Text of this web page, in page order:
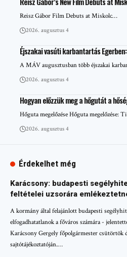
Reisz Gábor Film Debuts at Miskolc…
2026. augusztus 4
Éjszakai vasúti karbantartás
A MÁV augusztusban több éjszakai
2026. augusztus 4
Hogyan előzzük meg a hőgutát a
Hőguta megelőzése Hőguta megelőzése:
2026. augusztus 4
Érdekelhet még
Karácsony: budapesti
feltételei uzsorára
A kormány által felajánlott budapesti
elfogadhatatlanok a főváros számára -
Karácsony Gergely főpolgármester csütörtök
sajtótájékoztatóján.…